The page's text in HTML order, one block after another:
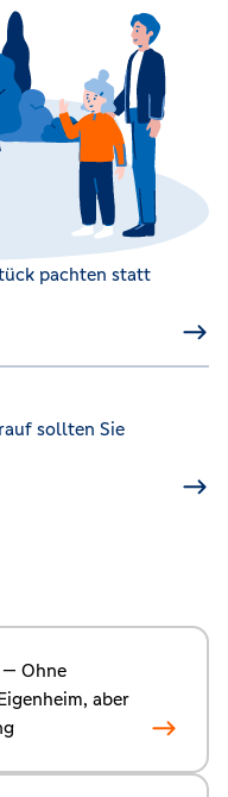
pachten statt
sollten Sie
— Ohne
aber